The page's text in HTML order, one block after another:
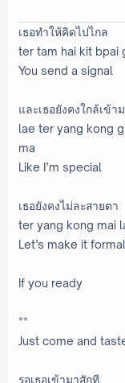
เธอทำให้คิดไปไกล
ter tam hai kit bpai
You send a signal
และเธอยังคงใกล้เข้า
lae ter yang kong
ma
Like I’m special
เธอยังคงไม่ละสายตา
ter yang kong mai
Let’s make it formal
If you ready
**
Just come and
รอเธอเข้ามาสักที